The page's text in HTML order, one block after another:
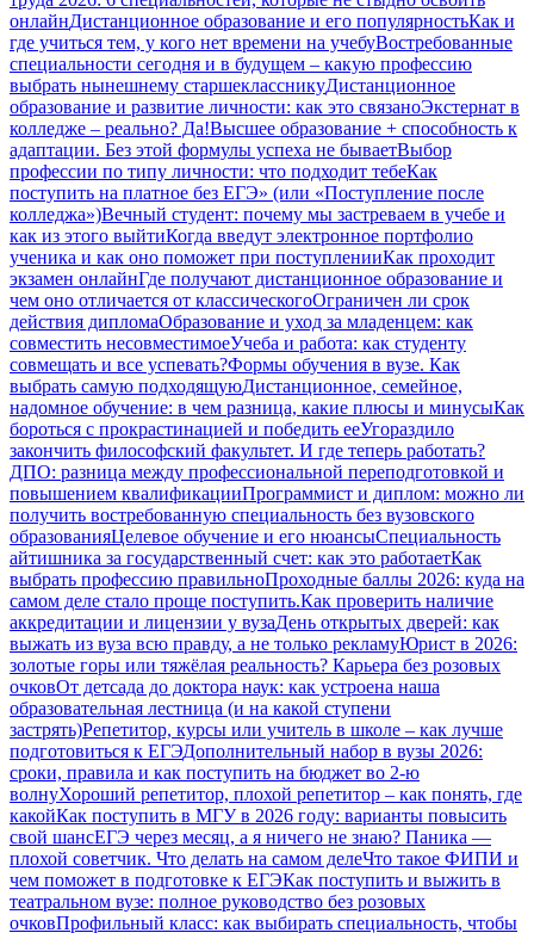
онлайнДистанционное образование и его популярностьКак и
где учиться тем, у кого нет времени на учебуВостребованные
специальности сегодня и в будущем – какую профессию
выбрать нынешнему старшеклассникуДистанционное
образование и развитие личности: как это связаноЭкстернат в
колледже – реально? Да!Высшее образование + способность к
адаптации. Без этой формулы успеха не бываетВыбор
профессии по типу личности: что подходит тебеКак
поступить на платное без ЕГЭ» (или «Поступление после
колледжа»)Вечный студент: почему мы застреваем в учебе и
как из этого выйтиКогда введут электронное портфолио
ученика и как оно поможет при поступленииКак проходит
экзамен онлайнГде получают дистанционное образование и
чем оно отличается от классическогоОграничен ли срок
действия дипломаОбразование и уход за младенцем: как
совместить несовместимоеУчеба и работа: как студенту
совмещать и все успевать?Формы обучения в вузе. Как
выбрать самую подходящуюДистанционное, семейное,
надомное обучение: в чем разница, какие плюсы и минусыКак
бороться с прокрастинацией и победить ееУгораздило
закончить философский факультет. И где теперь работать?
ДПО: разница между профессиональной переподготовкой и
повышением квалификацииПрограммист и диплом: можно ли
получить востребованную специальность без вузовского
образованияЦелевое обучение и его нюансыСпециальность
айтишника за государственный счет: как это работаетКак
выбрать профессию правильноПроходные баллы 2026: куда на
самом деле стало проще поступить.Как проверить наличие
аккредитации и лицензии у вузаДень открытых дверей: как
выжать из вуза всю правду, а не только рекламуЮрист в 2026:
золотые горы или тяжёлая реальность? Карьера без розовых
очковОт детсада до доктора наук: как устроена наша
образовательная лестница (и на какой ступени
застрять)Репетитор, курсы или учитель в школе – как лучше
подготовиться к ЕГЭДополнительный набор в вузы 2026:
сроки, правила и как поступить на бюджет во 2‑ю
волнуХороший репетитор, плохой репетитор – как понять, где
какойКак поступить в МГУ в 2026 году: варианты повысить
свой шансЕГЭ через месяц, а я ничего не знаю? Паника —
плохой советчик. Что делать на самом делеЧто такое ФИПИ и
чем поможет в подготовке к ЕГЭКак поступить и выжить в
театральном вузе: полное руководство без розовых
очковПрофильный класс: как выбирать специальность, чтобы